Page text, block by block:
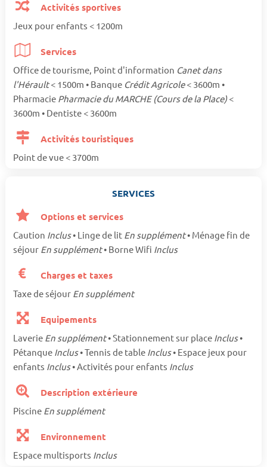
Activités sportives
Jeux pour enfants < 1200m
Services
Office de tourisme, Point d'information Canet dans
l'Hérault< 1500m • Banque Crédit Agricole< 3600m •
Pharmacie Pharmacie du MARCHE (Cours de la Place) <
3600m • Dentiste < 3600m
Activités touristiques
Point de vue < 3700m
SERVICES
Options et services
Caution Inclus• Linge de lit En supplément• Ménage fin de
séjour En supplément• Borne Wifi Inclus
Charges et taxes
Taxe de séjour En supplément
Equipements
Laverie En supplément• Stationnement sur place Inclus•
Pétanque Inclus• Tennis de table Inclus• Espace jeux pour
enfants Inclus• Activités pour enfants Inclus
Description extérieure
Piscine En supplément
Environnement
Espace multisports Inclus